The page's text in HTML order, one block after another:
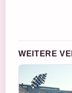
WEITERE